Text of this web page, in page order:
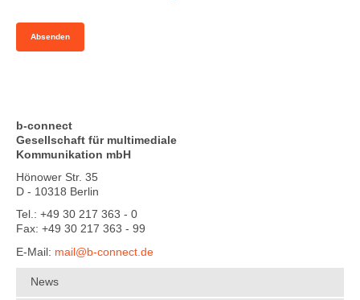
b-connect
Gesellschaft für multimediale
Kommunikation mbH
Hönower Str. 35
D - 10318 Berlin
Tel.: +49 30 217 363 - 0
Fax: +49 30 217 363 - 99
E-Mail: mail@b-connect.de
News